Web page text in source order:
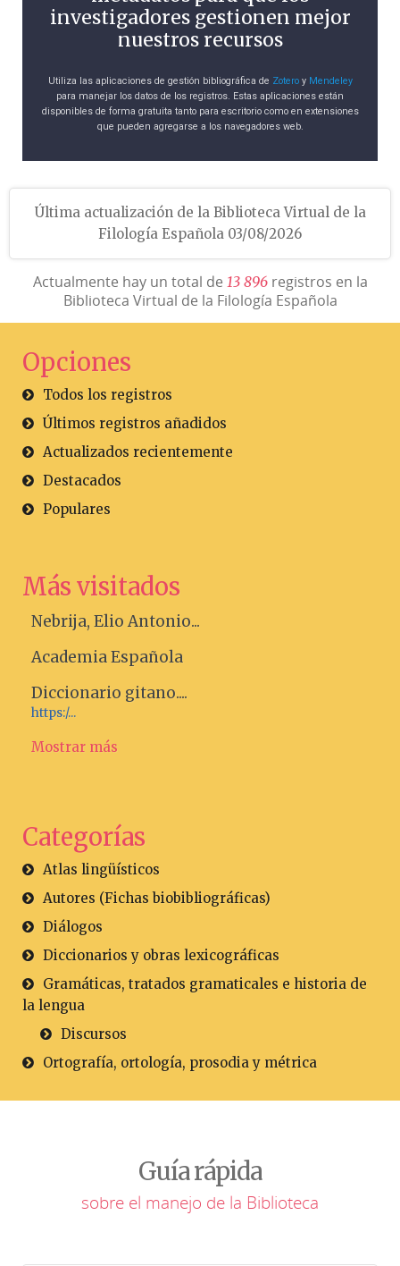
investigadores gestionen mejor
nuestros recursos
Utiliza las aplicaciones de gestión bibliográfica de Zoteroy Mendeley
para manejar los datos de los registros. Estas aplicaciones están
disponibles de forma gratuita tanto para escritorio como en extensiones
que pueden agregarse a los navegadores web.
Última actualización de la Biblioteca Virtual de la
Filología Española 03/08/2026
Actualmente hay un total de 13 896registros en la
Biblioteca Virtual de la Filología Española
Opciones
Todos los registros
Últimos registros añadidos
Actualizados recientemente
Destacados
Populares
Más visitados
Nebrija, Elio Antonio...
Academia Española
Diccionario gitano....
https:/...
Mostrar más
Categorías
Atlas lingüísticos
Autores (Fichas biobibliográficas)
Diálogos
Diccionarios y obras lexicográficas
Gramáticas, tratados gramaticales e historia de
la lengua
Discursos
Ortografía, ortología, prosodia y métrica
Guía rápida
sobre el manejo de la Biblioteca